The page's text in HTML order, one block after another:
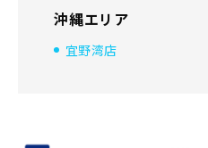
沖縄エリア
宜野湾店